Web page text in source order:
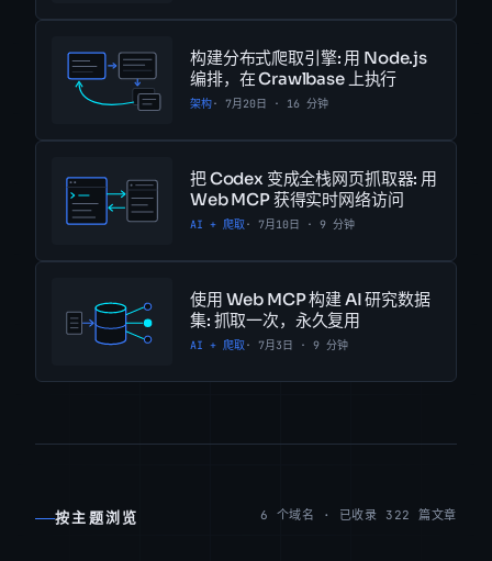
构建分布式爬取引擎: 用 Node.js
编排，在 Crawlbase 上执行
架构· 7月20日 · 16 分钟
把 Codex 变成全栈网页抓取器: 用
Web MCP 获得实时网络访问
AI + 爬取· 7月10日 · 9 分钟
使用 Web MCP 构建 AI 研究数据
集: 抓取一次，永久复用
AI + 爬取· 7月3日 · 9 分钟
按主题浏览 6 个域名 · 已收录 322 篇文章